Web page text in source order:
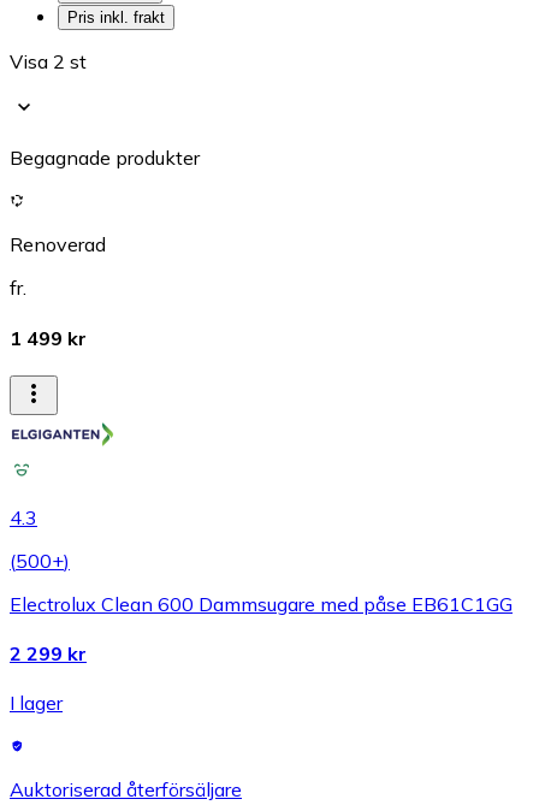
Pris inkl. frakt
Visa 2 st
Begagnade produkter
Renoverad
fr.
1 499 kr
4.3
(500+)
Electrolux Clean 600 Dammsugare med påse EB61C1GG
2 299 kr
I lager
Auktoriserad återförsäljare